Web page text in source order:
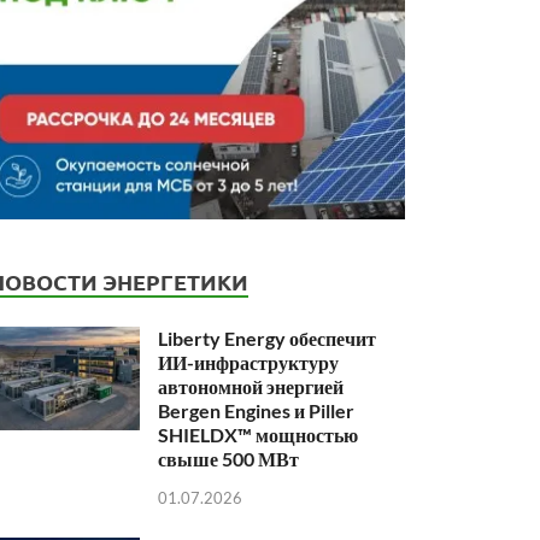
ЭНЕРГЕТИКИ
Liberty Energy обеспечит
ИИ-инфраструктуру
автономной энергией
Bergen Engines и Piller
SHIELDX™ мощностью
свыше 500 МВт
01.07.2026